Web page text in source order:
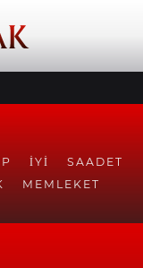
İYİ
SAADET
MEMLEKET